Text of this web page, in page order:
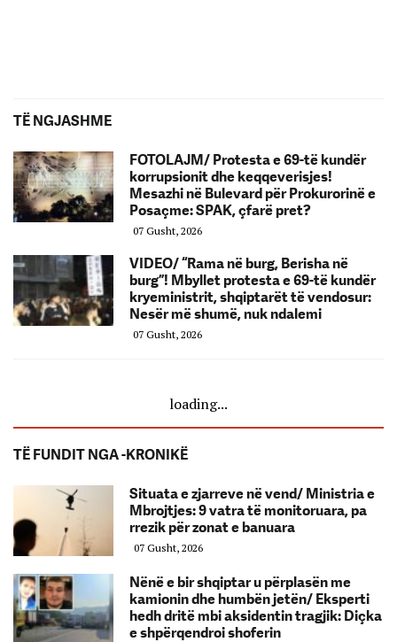
TË NGJASHME
FOTOLAJM/ Protesta e 69-të kundër
korrupsionit dhe keqqeverisjes!
Mesazhi në Bulevard për Prokurorinë e
Posaçme: SPAK, çfarë pret?
07 Gusht, 2026
VIDEO/ “Rama në burg, Berisha në
burg”! Mbyllet protesta e 69-të kundër
kryeministrit, shqiptarët të vendosur:
Nesër më shumë, nuk ndalemi
07 Gusht, 2026
loading...
TË FUNDIT NGA -KRONIKË
Situata e zjarreve në vend/ Ministria e
Mbrojtjes: 9 vatra të monitoruara, pa
rrezik për zonat e banuara
07 Gusht, 2026
Nënë e bir shqiptar u përplasën me
kamionin dhe humbën jetën/ Eksperti
hedh dritë mbi aksidentin tragjik: Diçka
e shpërqendroi shoferin